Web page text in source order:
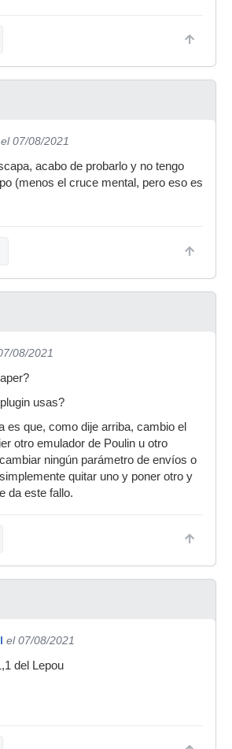
el 07/08/2021
acabo de probarlo y no tengo
(menos el cruce mental, pero eso es
08/2021
usas?
es que, como dije arriba, cambio el
otro emulador de Poulin u otro
ningún parámetro de envíos o
quitar uno y poner otro y
da este fallo.
el 07/08/2021
del Lepou